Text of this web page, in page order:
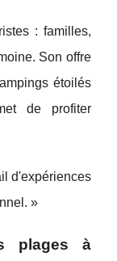
: familles,
Son offre
étoilés
de profiter
d'expériences
»
plages à